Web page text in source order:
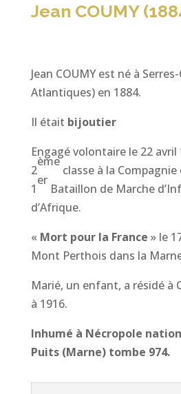
Jean COUMY
Jean COUMY est né à
Atlantiques) en 1884.
Il était bijoutier
Engagé volontaire le 22
2
ème
classe à la
1
er
Bataillon de Marche
d’Afrique.
« Mort pour la France » le
Mont Perthois dans la
Marié, un enfant, a résidé à
à 1916.
Inhumé à Nécropole
Puits (Marne) tombe 974.